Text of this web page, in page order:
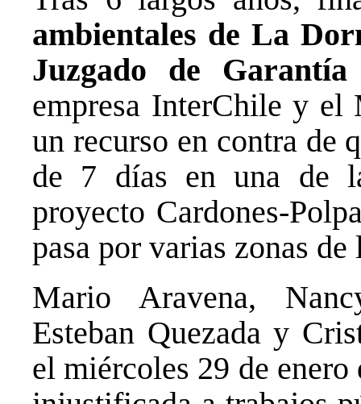
ambientales de La
Juzgado de
empresa InterChile y el
un recurso en contra de
de 7 días en una de
proyecto Cardones-
pasa por varias zonas
Mario Aravena,
Esteban Quezada y
el miércoles 29 de